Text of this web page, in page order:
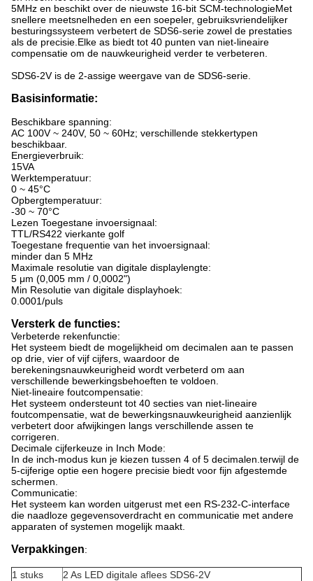
5MHz en beschikt over de nieuwste 16-bit SCM-technologieMet
snellere meetsnelheden en een soepeler, gebruiksvriendelijker
besturingssysteem verbetert de SDS6-serie zowel de prestaties
als de precisie.Elke as biedt tot 40 punten van niet-lineaire
compensatie om de nauwkeurigheid verder te verbeteren.
SDS6-2V is de 2-assige weergave van de SDS6-serie.
Basisinformatie:
Beschikbare spanning:
AC 100V ~ 240V, 50 ~ 60Hz; verschillende stekkertypen
beschikbaar.
Energieverbruik:
15VA
Werktemperatuur:
0 ~ 45°C
Opbergtemperatuur:
-30 ~ 70°C
Lezen Toegestane invoersignaal:
TTL/RS422 vierkante golf
Toegestane frequentie van het invoersignaal:
minder dan 5 MHz
Maximale resolutie van digitale displaylengte:
5 μm (0,005 mm / 0,0002")
Min Resolutie van digitale displayhoek:
0.0001/puls
Versterk de functies:
Verbeterde rekenfunctie:
Het systeem biedt de mogelijkheid om decimalen aan te passen
op drie, vier of vijf cijfers, waardoor de
berekeningsnauwkeurigheid wordt verbeterd om aan
verschillende bewerkingsbehoeften te voldoen.
Niet-lineaire foutcompensatie:
Het systeem ondersteunt tot 40 secties van niet-lineaire
foutcompensatie, wat de bewerkingsnauwkeurigheid aanzienlijk
verbetert door afwijkingen langs verschillende assen te
corrigeren.
Decimale cijferkeuze in Inch Mode:
In de inch-modus kun je kiezen tussen 4 of 5 decimalen.terwijl de
5-cijferige optie een hogere precisie biedt voor fijn afgestemde
schermen.
Communicatie:
Het systeem kan worden uitgerust met een RS-232-C-interface
die naadloze gegevensoverdracht en communicatie met andere
apparaten of systemen mogelijk maakt.
Verpakkingen:
1 stuks
2 As LED digitale aflees SDS6-2V